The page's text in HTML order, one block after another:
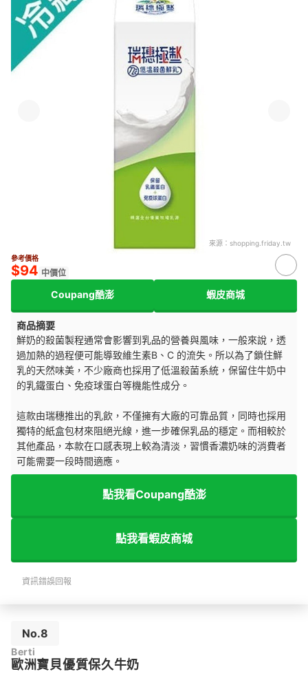
來源： shopping.friday.tw
參考價格
$94 中價位
Coupang酷澎 蝦皮商城
商品摘要
鮮奶的殺菌製程通常會影響到乳品的營養與風味，一般來說，透
過加熱的過程便可能導致維生素B、C 的流失。所以為了鎖住鮮
乳的天然味美，不少廠商也採用了低溫殺菌系統，保留住牛奶中
的乳鐵蛋白、免疫球蛋白等機能性成分。
這款由瑞穗推出的乳飲，不僅擁有大廠的可靠品質，同時也採用
獨特的紙盒包材來阻絕光線，進一步確保乳品的穩定。而相較於
其他產品，本款在口感表現上較為清淡，習慣香濃奶味的消費者
可能需要一段時間適應。
點我看Coupang酷澎
點我看蝦皮商城
資訊錯誤回報
No.8
Berti
歐洲寶貝優質保久牛奶